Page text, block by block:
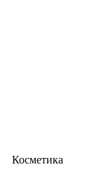
Косметика